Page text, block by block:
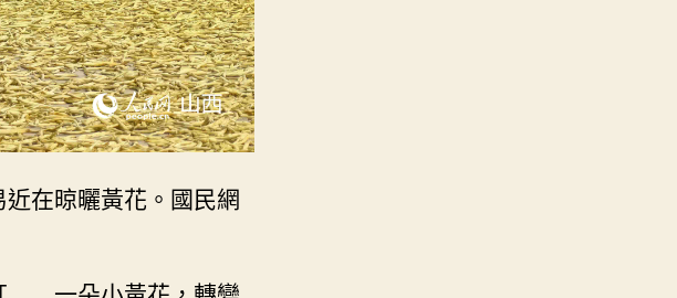
在晾曬黃花。國民網